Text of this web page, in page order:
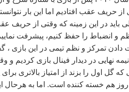
حريف عقب افتاديم اما اين بار
در اين زمينه که وقتی از حريف
و انضباط را حفظ کنيم، پيشرفت
تمرکز و نظم تيمی در اين بازی ،
پس از نيمه نهايی در ديدار فينال بازی
که گل اول را بزند از امتياز بالاتری
ضمن اينکه چهار بازی در ۱۰ روز هم خسته کننده است. اما